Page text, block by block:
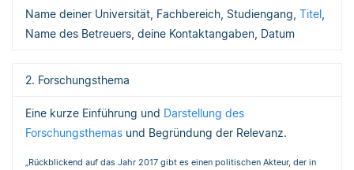
Name deiner Universität, Fachbereich, Studiengang, Titel,
Name des Betreuers, deine Kontaktangaben, Datum
2. Forschungsthema
Eine kurze Einführung und Darstellung des
Forschungsthemas und Begründung der Relevanz.
„Rückblickend auf das Jahr 2017 gibt es einen politischen Akteur, der in